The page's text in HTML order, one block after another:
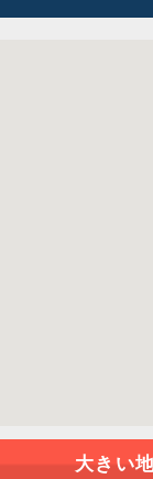
大きい